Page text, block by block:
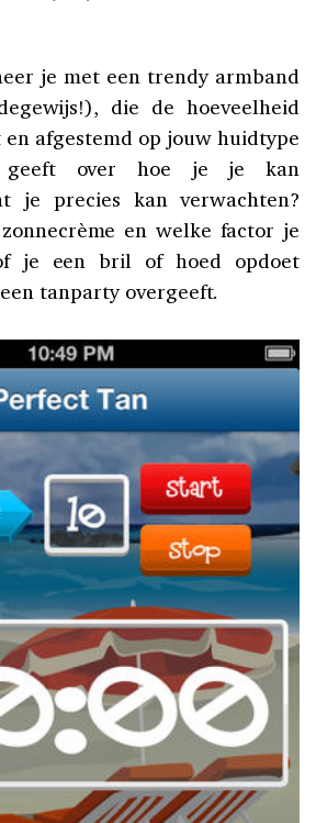
je met een trendy armband
die de hoeveelheid
afgestemd op jouw huidtype
geeft over hoe je je kan
je precies kan verwachten?
en welke factor je
je een bril of hoed opdoet
tanparty overgeeft.